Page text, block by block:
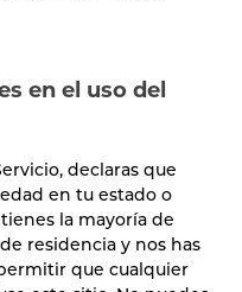
en el uso del
declaras que
en tu estado o
la mayoría de
residencia y nos has
que cualquier